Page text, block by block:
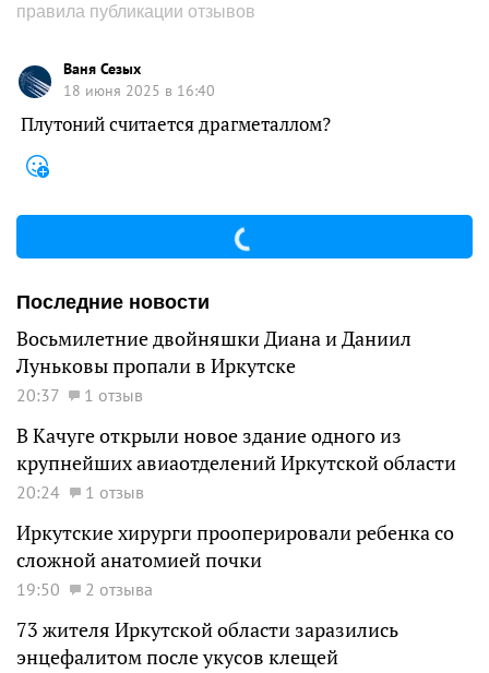
правила публикации отзывов
Ваня Сезых
18 июня 2025 в 16:40
Плутоний считается драгметаллом?
Последние новости
Восьмилетние двойняшки Диана и Даниил
Луньковы пропали в Иркутске
20:37 1 отзыв
В Качуге открыли новое здание одного из
крупнейших авиаотделений Иркутской области
20:24 1 отзыв
Иркутские хирурги прооперировали ребенка со
сложной анатомией почки
19:50 2 отзыва
73 жителя Иркутской области заразились
энцефалитом после укусов клещей